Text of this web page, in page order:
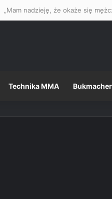
Technika MMA